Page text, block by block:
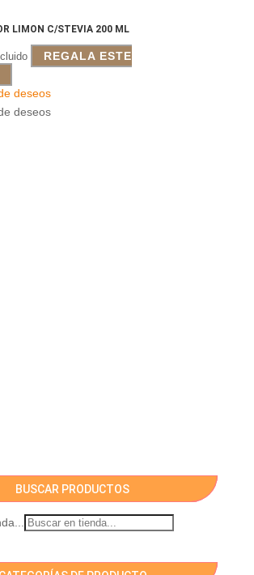
LIMON C/STEVIA 200 ML
REGALA ESTE
deseos
deseos
BUSCAR PRODUCTOS